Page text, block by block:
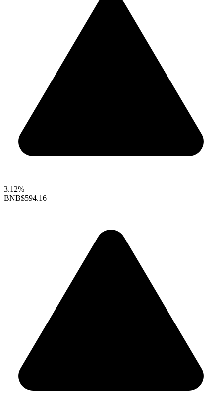
3.12%
BNB$594.16